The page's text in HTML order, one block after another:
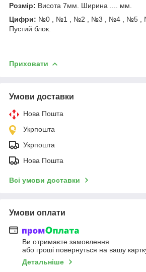
Розмір: Висота 7мм. Ширина .... мм.
Цифри: №0 , №1 , №2 , №3 , №4 , №5 ,
Пустий блок.
Приховати
Умови доставки
Нова Пошта
Укрпошта
Укрпошта
Нова Пошта
Всі умови доставки
Умови оплати
Ви отримаєте замовлення
або гроші повернуться на вашу
Детальніше